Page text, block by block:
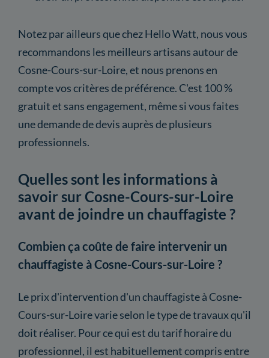
Notez par ailleurs que chez Hello Watt, nous vous
recommandons les meilleurs artisans autour de
Cosne-Cours-sur-Loire, et nous prenons en
compte vos critères de préférence. C'est 100 %
gratuit et sans engagement, même si vous faites
une demande de devis auprès de plusieurs
professionnels.
Quelles sont les informations à
savoir sur Cosne-Cours-sur-Loire
avant de joindre un chauffagiste ?
Combien ça coûte de faire intervenir un
chauffagiste à Cosne-Cours-sur-Loire ?
Le prix d'intervention d'un chauffagiste à Cosne-
Cours-sur-Loire varie selon le type de travaux qu'il
doit réaliser. Pour ce qui est du tarif horaire du
professionnel, il est habituellement compris entre